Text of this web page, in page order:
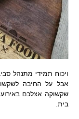
ויכוח תמידי מתנהל
אבל על החיבה
שקשוקה אצלכם
בית.